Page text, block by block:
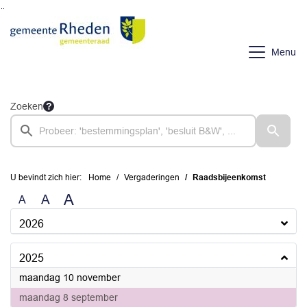
Ga naar de inhoud van deze pagina
Menu
Zoeken
U bevindt zich hier: Home Vergaderingen Raadsbijeenkomst
A A A
2026
2025
maandag 10 november2025
maandag 8 september2025